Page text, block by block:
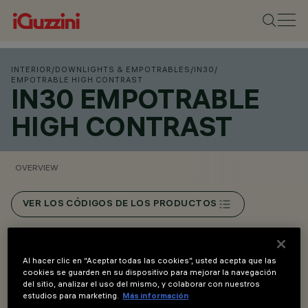
INTERIOR /DOWNLIGHTS & EMPOTRABLES /IN30 /
EMPOTRABLE HIGH CONTRAST
IN30 EMPOTRABLE
HIGH CONTRAST
OVERVIEW
VER LOS CÓDIGOS DE LOS PRODUCTOS
Overview
Sistema luminoso modular para línea continua.
Al hacer clic en “Aceptar todas las cookies”, usted acepta que las
cookies se guarden en su dispositivo para mejorar la navegación
del sitio, analizar el uso del mismo, y colaborar con nuestros
estudios para marketing.
Más información